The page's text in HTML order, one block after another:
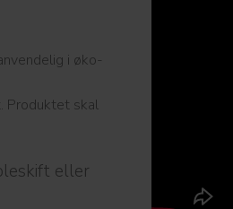
i øko-
Produktet skal
eller